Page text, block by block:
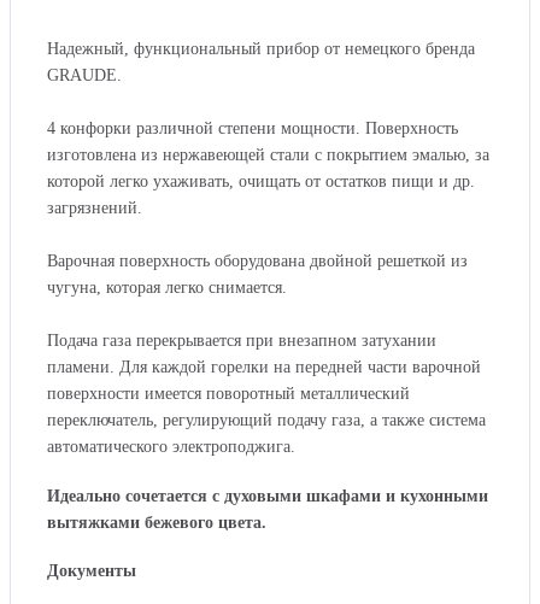
Надежный, функциональный прибор от немецкого бренда
GRAUDE.
4 конфорки различной степени мощности. Поверхность
изготовлена из нержавеющей стали с покрытием эмалью, за
которой легко ухаживать, очищать от остатков пищи и др.
загрязнений.
Варочная поверхность оборудована двойной решеткой из
чугуна, которая легко снимается.
Подача газа перекрывается при внезапном затухании
пламени. Для каждой горелки на передней части варочной
поверхности имеется поворотный металлический
переключатель, регулирующий подачу газа, а также система
автоматического электроподжига.
Идеально сочетается с духовыми шкафами и кухонными
вытяжками бежевого цвета.
Документы
ПАНЕЛЬ
GRAUDE
ВАРОЧНАЯ